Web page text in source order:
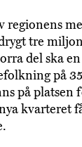
regionens
tre
del ska
på
på platsen
kvarteret